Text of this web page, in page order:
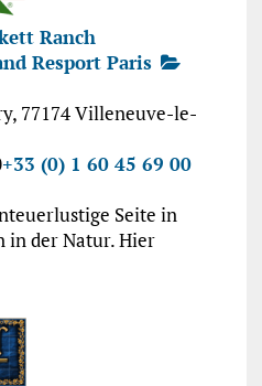
Ranch
Resport Paris
77174 Villeneuve-le-
+33 (0) 1 60 45 69 00
Seite in
in der Natur. Hier